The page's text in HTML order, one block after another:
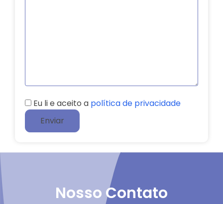
Eu li e aceito a política de privacidade
Nosso Contato